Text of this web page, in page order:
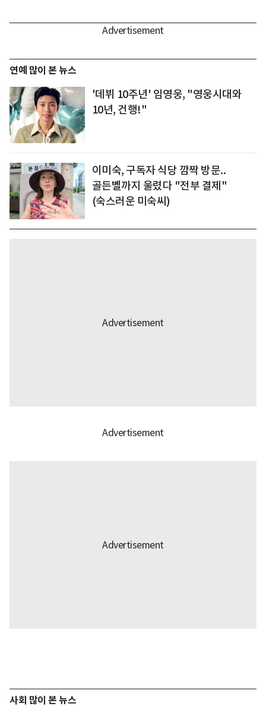
연예 많이 본 뉴스
'데뷔 10주년' 임영웅, "영웅시대와
10년, 건행!"
이미숙, 구독자 식당 깜짝 방문..
골든벨까지 울렸다 "전부 결제"
(숙스러운 미숙씨)
사회 많이 본 뉴스